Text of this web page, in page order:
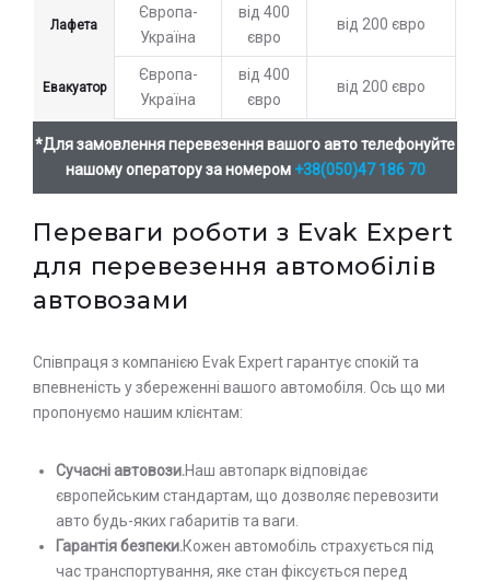
Лафета
Європа-
Україна
від 400
євро
від 200 євро
Евакуатор
Європа-
Україна
від 400
євро
від 200 євро
*Для замовлення перевезення вашого авто телефонуйте
нашому оператору за номером +38(050)47 186 70
Переваги роботи з Evak Expert
для перевезення автомобілів
автовозами
Співпраця з компанією Evak Expert гарантує спокій та
впевненість у збереженні вашого автомобіля. Ось що ми
пропонуємо нашим клієнтам:
Сучасні автовози.Наш автопарк відповідає
європейським стандартам, що дозволяє перевозити
авто будь-яких габаритів та ваги.
Гарантія безпеки.Кожен автомобіль страхується під
час транспортування, яке стан фіксується перед